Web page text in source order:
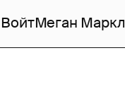
Меган Маркл